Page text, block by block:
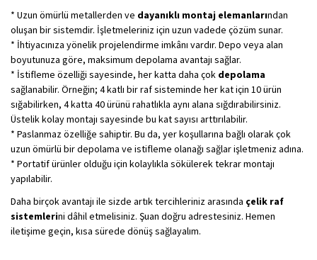
* Uzun ömürlü metallerden ve dayanıklı montaj elemanlarından
oluşan bir sistemdir. İşletmeleriniz için uzun vadede çözüm sunar.
* İhtiyacınıza yönelik projelendirme imkânı vardır. Depo veya alan
boyutunuza göre, maksimum depolama avantajı sağlar.
* İstifleme özelliği sayesinde, her katta daha çok depolama
sağlanabilir. Örneğin; 4 katlı bir raf sisteminde her kat için 10 ürün
sığabilirken, 4 katta 40 ürünü rahatlıkla aynı alana sığdırabilirsiniz.
Üstelik kolay montajı sayesinde bu kat sayısı arttırılabilir.
* Paslanmaz özelliğe sahiptir. Bu da, yer koşullarına bağlı olarak çok
uzun ömürlü bir depolama ve istifleme olanağı sağlar işletmeniz adına.
* Portatif ürünler olduğu için kolaylıkla sökülerek tekrar montajı
yapılabilir.
Daha birçok avantajı ile sizde artık tercihleriniz arasında çelik raf
sistemlerini dâhil etmelisiniz. Şuan doğru adrestesiniz. Hemen
iletişime geçin, kısa sürede dönüş sağlayalım.